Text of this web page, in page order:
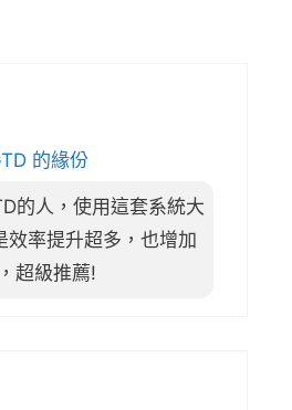
的緣份
的人，使用這套系統大
效率提升超多，也增加
超級推薦!